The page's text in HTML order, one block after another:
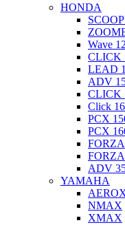
HONDA
Wave
CLICK
LEAD
ADV
CLICK
Click
PCX
PCX
ADV
YAMAHA
NMAX
XMAX